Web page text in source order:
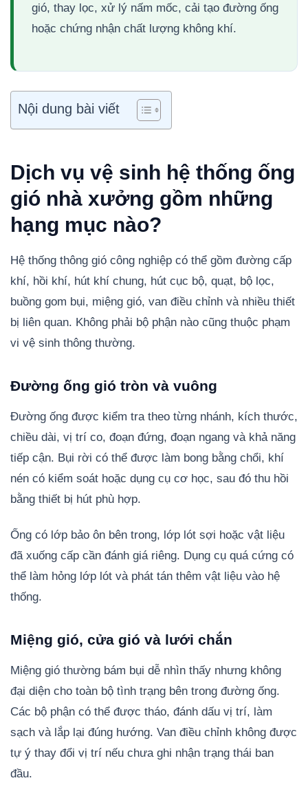
gió, thay lọc, xử lý nấm mốc, cải tạo đường ống
hoặc chứng nhận chất lượng không khí.
Nội dung bài viết
Dịch vụ vệ sinh hệ thống ống
gió nhà xưởng gồm những
hạng mục nào?
Hệ thống thông gió công nghiệp có thể gồm đường cấp
khí, hồi khí, hút khí chung, hút cục bộ, quạt, bộ lọc,
buồng gom bụi, miệng gió, van điều chỉnh và nhiều thiết
bị liên quan. Không phải bộ phận nào cũng thuộc phạm
vi vệ sinh thông thường.
Đường ống gió tròn và vuông
Đường ống được kiểm tra theo từng nhánh, kích thước,
chiều dài, vị trí co, đoạn đứng, đoạn ngang và khả năng
tiếp cận. Bụi rời có thể được làm bong bằng chổi, khí
nén có kiểm soát hoặc dụng cụ cơ học, sau đó thu hồi
bằng thiết bị hút phù hợp.
Ống có lớp bảo ôn bên trong, lớp lót sợi hoặc vật liệu
đã xuống cấp cần đánh giá riêng. Dụng cụ quá cứng có
thể làm hỏng lớp lót và phát tán thêm vật liệu vào hệ
thống.
Miệng gió, cửa gió và lưới chắn
Miệng gió thường bám bụi dễ nhìn thấy nhưng không
đại diện cho toàn bộ tình trạng bên trong đường ống.
Các bộ phận có thể được tháo, đánh dấu vị trí, làm
sạch và lắp lại đúng hướng. Van điều chỉnh không được
tự ý thay đổi vị trí nếu chưa ghi nhận trạng thái ban
đầu.